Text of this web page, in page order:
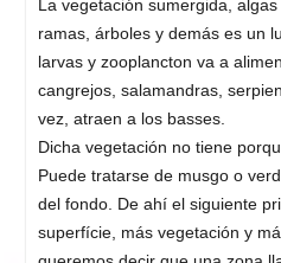
La vegetación sumergida,
ramas, árboles y demás es un
larvas y zooplancton va a
cangrejos, salamandras,
vez, atraen a los basses.
Dicha vegetación no tiene
Puede tratarse de musgo o
del fondo. De ahí el siguiente
superfície, más vegetación y